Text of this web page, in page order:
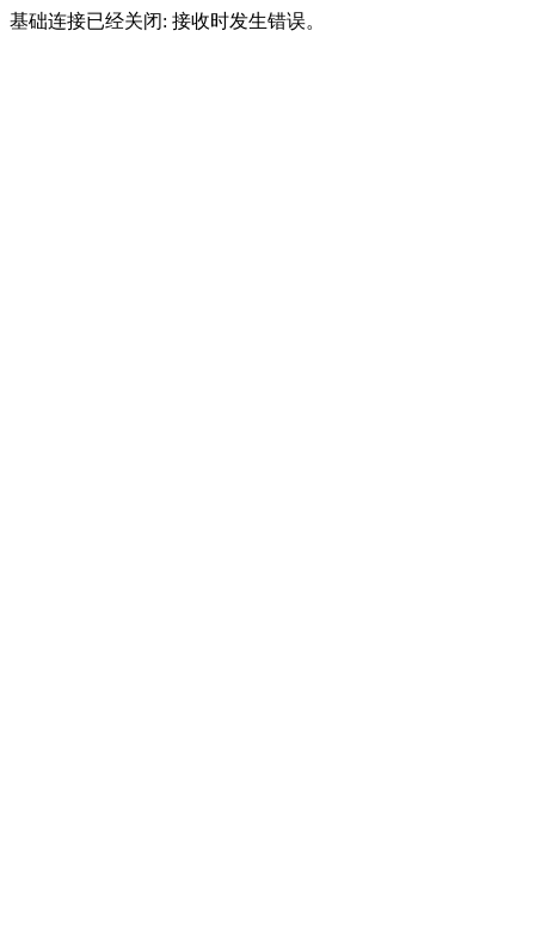
基础连接已经关闭: 接收时发生错误。